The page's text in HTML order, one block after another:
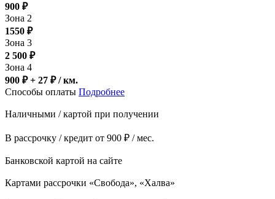
900 ₽
Зона 2
1550 ₽
Зона 3
2 500 ₽
Зона 4
900 ₽ + 27 ₽/ км.
Способы оплаты Подробнее
Наличными / картой при получении
В рассрочку / кредит от 900 ₽ / мес.
Банковской картой на сайте
Картами рассрочки «Свобода», «Халва»